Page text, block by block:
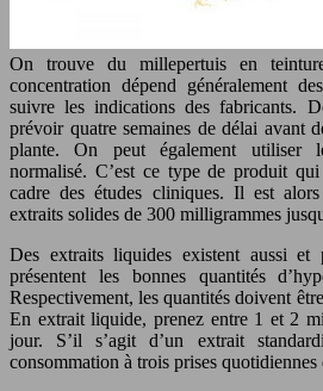
On trouve du millepertuis en
concentration dépend généralement
suivre les indications des fabricants.
prévoir quatre semaines de délai avant
plante. On peut également utiliser
normalisé. C’est ce type de produit
cadre des études cliniques. Il est
extraits solides de 300 milligrammes
Des extraits liquides existent aussi et
présentent les bonnes quantités
Respectivement, les quantités doivent
En extrait liquide, prenez entre 1 et 2
jour. S’il s’agit d’un extrait
consommation à trois prises